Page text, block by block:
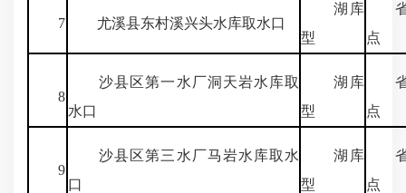
7 尤溪县东村溪兴头水库取水口
湖库
型
省
点
8
沙县区第一水厂洞天岩水库取
水口
湖库
型
省
点
9
沙县区第三水厂马岩水库取水
口
湖库
型
省
点